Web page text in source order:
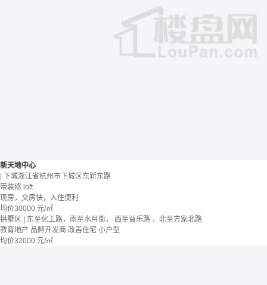
新天地中心
| 下城浙江省杭州市下城区东新东路
带装修 loft
现房，交房快，入住便利
均价30000 元/㎡
拱墅区 | 东至化工路，南至水月街， 西至益乐路 ，北至方家北路
教育地产 品牌开发商 改善住宅 小户型
均价32000 元/㎡